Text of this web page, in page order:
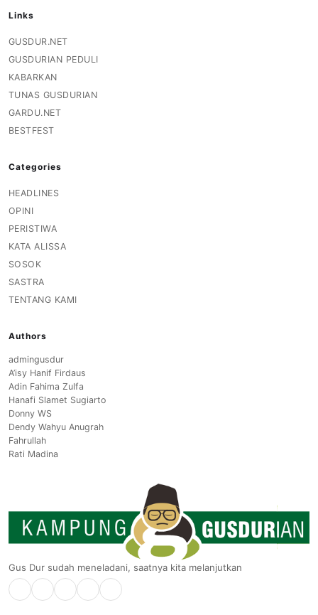
Links
GUSDUR.NET
GUSDURIAN PEDULI
KABARKAN
TUNAS GUSDURIAN
GARDU.NET
BESTFEST
Categories
HEADLINES
OPINI
PERISTIWA
KATA ALISSA
SOSOK
SASTRA
TENTANG KAMI
Authors
admingusdur
A’isy Hanif Firdaus
Adin Fahima Zulfa
Hanafi Slamet Sugiarto
Donny WS
Dendy Wahyu Anugrah
Fahrullah
Rati Madina
Gus Dur sudah meneladani, saatnya kita melanjutkan